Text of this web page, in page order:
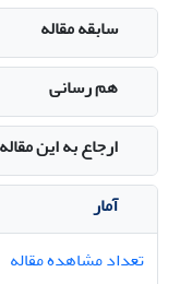
سابقه مقاله
هم رسانی
ارجاع به این مقاله
آمار
تعداد مشاهده مقاله